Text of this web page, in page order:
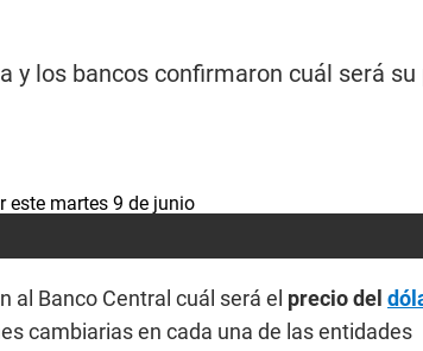
y los bancos confirmaron cuál será
Banco Central cuál será el precio del
cambiarias en cada una de las entidades